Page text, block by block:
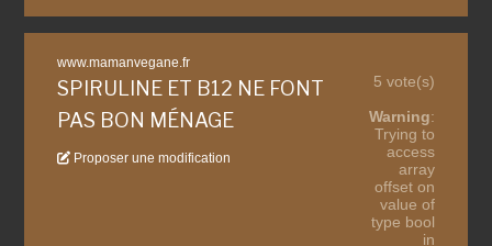
www.mamanvegane.fr
SPIRULINE ET B12 NE FONT
PAS BON MÉNAGE
Proposer une modification
5 vote(s)
Warning:
Trying to
access
array
offset on
value of
type bool
in